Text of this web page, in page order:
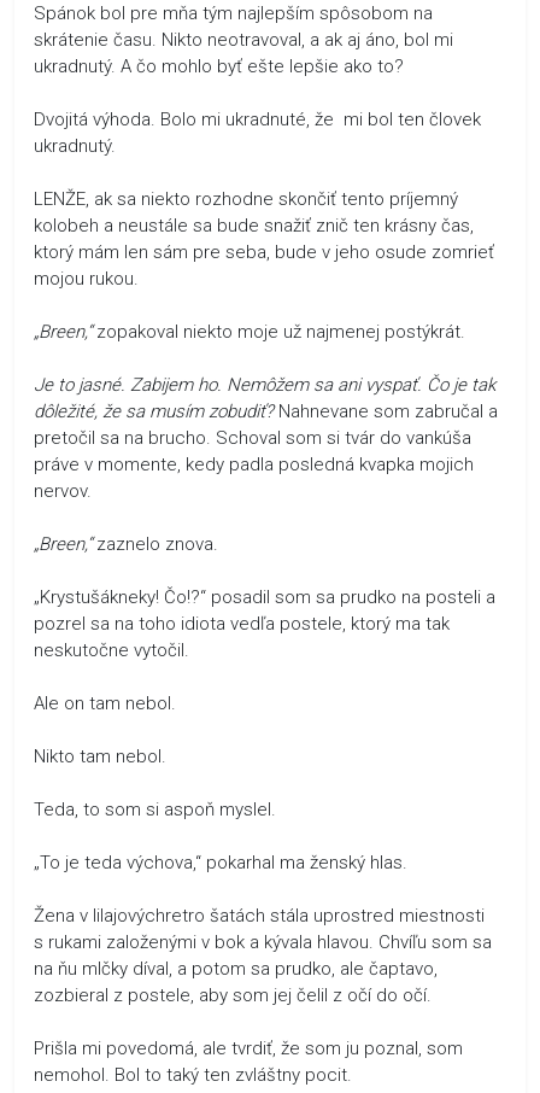
Spánok bol pre mňa tým najlepším spôsobom na
skrátenie času. Nikto neotravoval, a ak aj áno, bol mi
ukradnutý. A čo mohlo byť ešte lepšie ako to?
Dvojitá výhoda. Bolo mi ukradnuté, že mi bol ten človek
ukradnutý.
LENŽE, ak sa niekto rozhodne skončiť tento príjemný
kolobeh a neustále sa bude snažiť znič ten krásny čas,
ktorý mám len sám pre seba, bude v jeho osude zomrieť
mojou rukou.
„Breen,“zopakoval niekto moje už najmenej postýkrát.
Je to jasné. Zabijem ho. Nemôžem sa ani vyspať. Čo je tak
dôležité, že sa musím zobudiť?Nahnevane som zabručal a
pretočil sa na brucho. Schoval som si tvár do vankúša
práve v momente, kedy padla posledná kvapka mojich
nervov.
„Breen,“zaznelo znova.
„Krystušákneky! Čo!?“ posadil som sa prudko na posteli a
pozrel sa na toho idiota vedľa postele, ktorý ma tak
neskutočne vytočil.
Ale on tam nebol.
Nikto tam nebol.
Teda, to som si aspoň myslel.
„To je teda výchova,“ pokarhal ma ženský hlas.
Žena v lilajovýchretro šatách stála uprostred miestnosti
s rukami založenými v bok a kývala hlavou. Chvíľu som sa
na ňu mlčky díval, a potom sa prudko, ale čaptavo,
zozbieral z postele, aby som jej čelil z očí do očí.
Prišla mi povedomá, ale tvrdiť, že som ju poznal, som
nemohol. Bol to taký ten zvláštny pocit.